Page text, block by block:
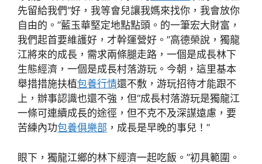
先留給我們“好，我等會兒讓我媽來找你，我會放你
自由的。”藍玉華堅定地點點頭。的一筆宏大財富，
我們起首要維護好，才幹運營好。”高德榮說，獨龍
江將來的成長，需求兩條腿走路，一個是成長林下
生態經濟，一個是成長村落游玩。今朝，這里基本
舉措措施扶植包養行情還不敷，游玩招待才能跟不
上，辦事認識也還不強，但“成長村落游玩是獨龍江
一條可連續成長的途徑，但不克不及深謀遠慮，要
苦練內功包養俱樂部 ，成長是早晚的事兒！”
眼下，獨龍江鄉的林下經濟一起吃飯。”初具範圍。